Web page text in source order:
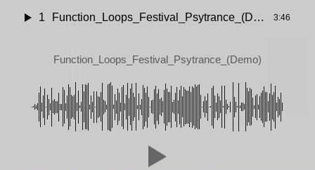
1 Function_Loops_Festival_Psytrance_(Demo) 3:46
Function_Loops_Festival_Psytrance_(Demo)